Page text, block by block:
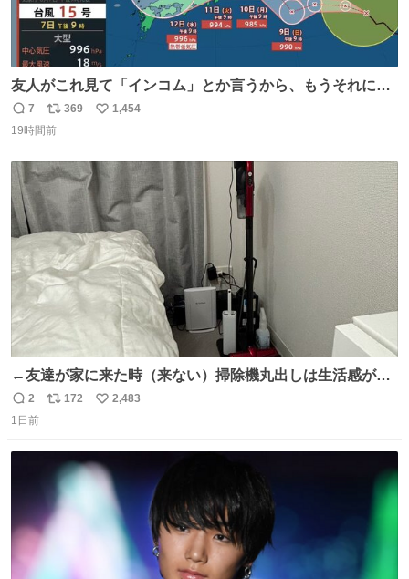
友人がこれ見て「インコム」とか言うから、もうそれにし
か見えなくなっちゃった。
返
信
7
リ
ポ
ト
369
い
1,454
19時間前
←友達が家に来た時（来ない）掃除機丸出しは生活感が出
てかっこ悪いなぁ →せや
返
信
2
リ
数
172
い
数
2,483
1日前